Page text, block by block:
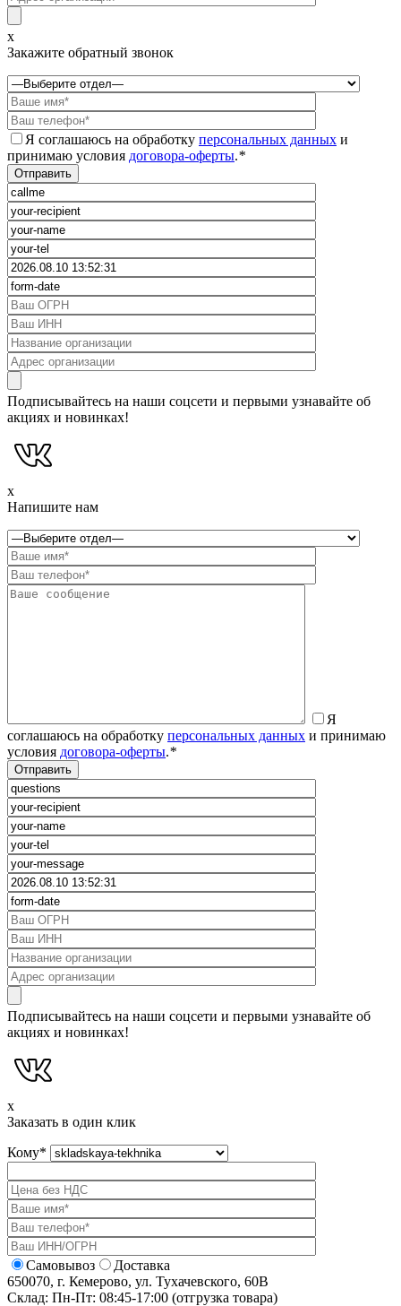
x
Закажите обратный звонок
Я соглашаюсь на обработку персональных данных и
принимаю условия договора-оферты.*
Подписывайтесь на наши соцсети и первыми узнавайте об
акциях и новинках!
x
Напишите нам
Я
соглашаюсь на обработку персональных данных и принимаю
условия договора-оферты.*
Подписывайтесь на наши соцсети и первыми узнавайте об
акциях и новинках!
x
Заказать в один клик
Кому*
Самовывоз
Доставка
650070, г. Кемерово, ул. Тухачевского, 60В
Склад: Пн-Пт: 08:45-17:00 (отгрузка товара)